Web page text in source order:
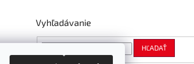
Vyhľadávanie
HĽADAŤ